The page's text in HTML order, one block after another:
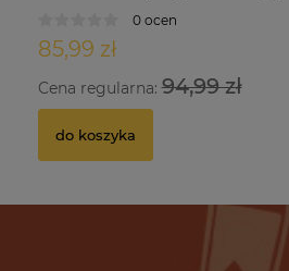
0 ocen
85,99 zł
Cena regularna:94,99 zł
do koszyka